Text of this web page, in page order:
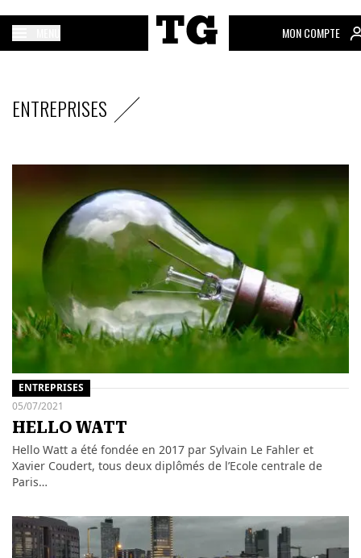
MON COMPTE
ENTREPRISES
ENTREPRISES
05/07/2021
HELLO WATT
Hello Watt a été fondée en 2017 par Sylvain Le Fahler et
Xavier Coudert, tous deux diplômés de l’Ecole centrale de
Paris…